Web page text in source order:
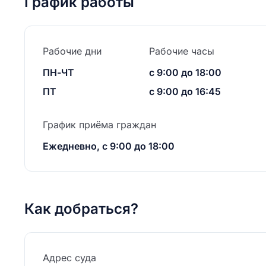
Рабочие дни
ПН-ЧТ
ПТ
Рабочие часы
с 9:00 до 18:00
с 9:00 до 16:45
График приёма граждан
Ежедневно, с 9:00 до 18:00
Как добраться?
Адрес суда